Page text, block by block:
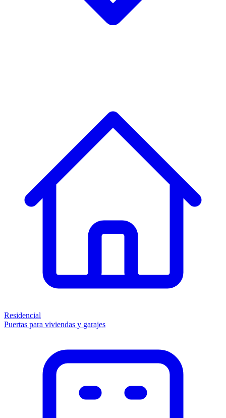
Residencial
Puertas para viviendas y garajes